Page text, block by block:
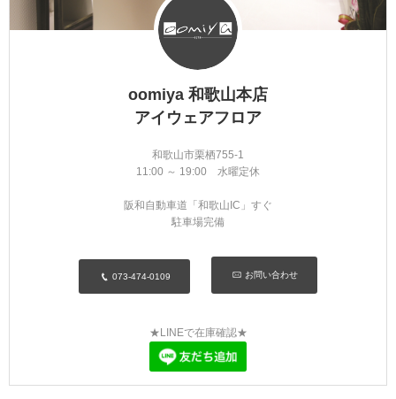
oomiya 和歌山本店
アイウェアフロア
和歌山市栗栖755-1
11:00 ～ 19:00 水曜定休
阪和自動車道「和歌山IC」すぐ
駐車場完備
073-474-0109 お問い合わせ
★LINEで在庫確認★